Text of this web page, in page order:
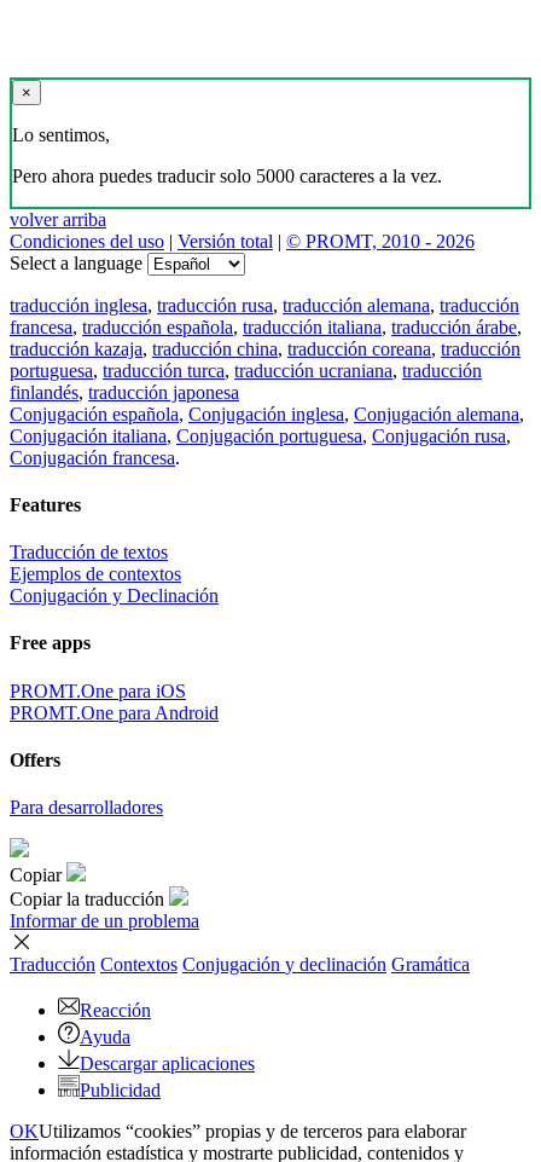
×
Lo sentimos,
Pero ahora puedes traducir solo 5000 caracteres a la vez.
volver arriba
Condiciones del uso | Versión total | © PROMT, 2010 - 2026
Select a language
traducción inglesa, traducción rusa, traducción alemana, traducción
francesa, traducción española, traducción italiana, traducción árabe,
traducción kazaja, traducción china, traducción coreana, traducción
portuguesa, traducción turca, traducción ucraniana, traducción
finlandés, traducción japonesa
Conjugación española, Conjugación inglesa, Conjugación alemana,
Conjugación italiana, Conjugación portuguesa, Conjugación rusa,
Conjugación francesa.
Features
Traducción de textos
Ejemplos de contextos
Conjugación y Declinación
Free apps
PROMT.One para iOS
PROMT.One para Android
Offers
Para desarrolladores
Copiar
Copiar la traducción
Informar de un problema
Traducción Contextos Conjugación y declinación Gramática
Reacción
Ayuda
Descargar aplicaciones
Publicidad
OKUtilizamos “cookies” propias y de terceros para elaborar
información estadística y mostrarte publicidad, contenidos y